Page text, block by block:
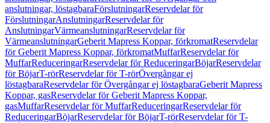
anslutningar, löstagbaraFörslutningarReservdelar för
FörslutningarAnslutningarReservdelar för
AnslutningarVärmeanslutningarReservdelar för
VärmeanslutningarGeberit Mapress Koppar, förkromatReservdelar
för Geberit Mapress Koppar, förkromatMuffarReservdelar för
MuffarReduceringarReservdelar för ReduceringarBöjarReservdelar
för BöjarT-rörReservdelar för T-rörÖvergångar ej
löstagbaraReservdelar för Övergångar ej löstagbaraGeberit Mapress
Koppar, gasReservdelar för Geberit Mapress Koppar,
gasMuffarReservdelar för MuffarReduceringarReservdelar för
ReduceringarBöjarReservdelar för BöjarT-rörReservdelar för T-